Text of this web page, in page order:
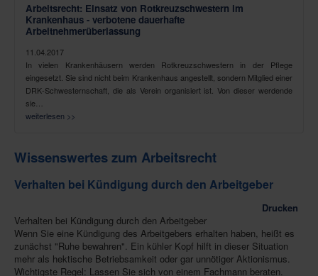
Arbeitsrecht: Einsatz von Rotkreuzschwestern im
Krankenhaus - verbotene dauerhafte
Arbeitnehmerüberlassung
11.04.2017
In vielen Krankenhäusern werden Rotkreuzschwestern in der Pflege
eingesetzt. Sie sind nicht beim Krankenhaus angestellt, sondern Mitglied einer
DRK-Schwesternschaft, die als Verein organisiert ist. Von dieser werdende
sie…
weiterlesen >>
Wissenswertes zum Arbeitsrecht
Verhalten bei Kündigung durch den Arbeitgeber
Drucken
Verhalten bei Kündigung durch den Arbeitgeber
Wenn Sie eine Kündigung des Arbeitgebers erhalten haben, heißt es
zunächst "Ruhe bewahren". Ein kühler Kopf hilft in dieser Situation
mehr als hektische Betriebsamkeit oder gar unnötiger Aktionismus.
Wichtigste Regel: Lassen Sie sich von einem Fachmann beraten.